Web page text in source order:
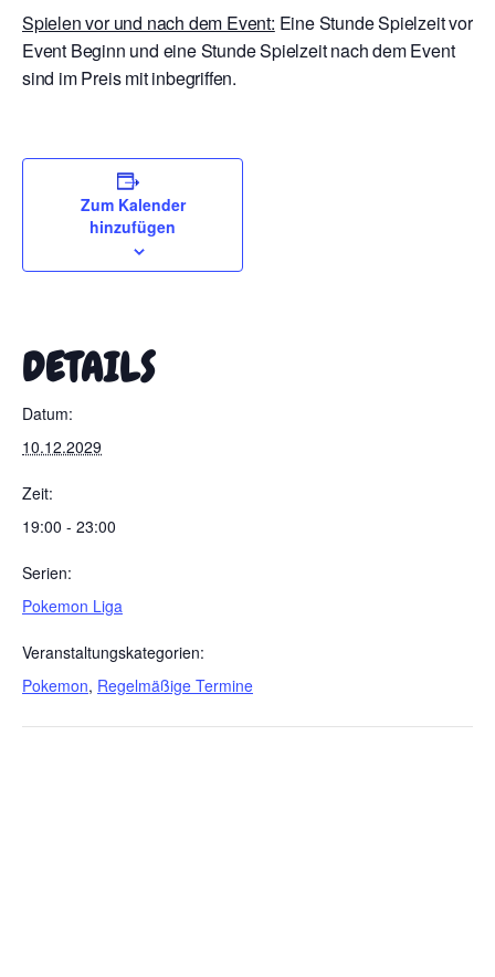
Spielen vor und nach dem Event: Eine Stunde Spielzeit vor
Event Beginn und eine Stunde Spielzeit nach dem Event
sind im Preis mit inbegriffen.
Zum Kalender
hinzufügen
DETAILS
Datum:
10.12.2029
Zeit:
19:00 - 23:00
Serien:
Pokemon Liga
Veranstaltungskategorien:
Pokemon, Regelmäßige Termine